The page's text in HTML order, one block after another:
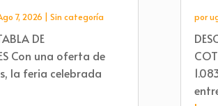
7, 2026 |Sin categoría
DE
Con una oferta de
la feria celebrada
por